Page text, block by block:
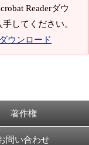
Readerダウ
してください。
ウンロード
著作権
問い合わせ